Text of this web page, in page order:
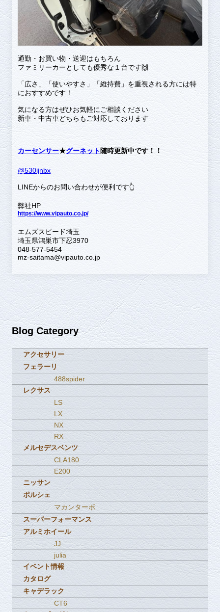
通勤・お買い物・送迎はもちろん
ファミリーカーとしても優秀な１台です🙌
「広さ」「使いやすさ」「維持費」を重視される方には特
におすすめです！
気になる方はぜひお気軽にご相談ください
新車・中古車どちらもご対応しております
カーセンサー★グーネット 随時更新中です！！
@530ijnbx
LINEからのお問い合わせが便利です👆
弊社HP
https://www.vipauto.co.jp/
エムズスピード埼玉
埼玉県鴻巣市下忍3970
048-577-5454
mz-saitama@vipauto.co.jp
Blog Category
アクセサリー
フェラーリ
488spider
レクサス
LS
LX
NX
RX
メルセデスベンツ
CLA180
E200
ニッサン
ポルシェ
マカンターボ
スーパーフォーマンス
アルミホイール
JJ
julia
イベント情報
カタログ
キャデラック
CT6